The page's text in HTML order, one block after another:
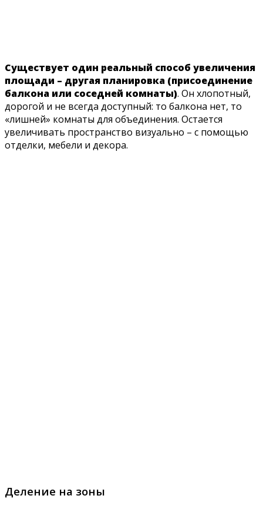
Существует один реальный способ увеличения
площади – другая планировка (присоединение
балкона или соседней комнаты). Он хлопотный,
дорогой и не всегда доступный: то балкона нет, то
«лишней» комнаты для объединения. Остается
увеличивать пространство визуально – с помощью
отделки, мебели и декора.
Деление на зоны